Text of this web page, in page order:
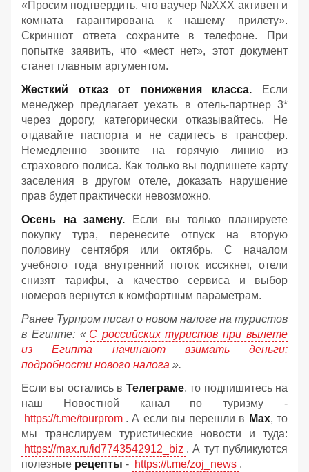
«Просим подтвердить, что ваучер №ХХХ активен и
комната гарантирована к нашему прилету».
Скриншот ответа сохраните в телефоне. При
попытке заявить, что «мест нет», этот документ
станет главным аргументом.
Жесткий отказ от понижения класса. Если
менеджер предлагает уехать в отель-партнер 3*
через дорогу, категорически отказывайтесь. Не
отдавайте паспорта и не садитесь в трансфер.
Немедленно звоните на горячую линию из
страхового полиса. Как только вы подпишете карту
заселения в другом отеле, доказать нарушение
прав будет практически невозможно.
Осень на замену. Если вы только планируете
покупку тура, перенесите отпуск на вторую
половину сентября или октябрь. С началом
учебного года внутренний поток иссякнет, отели
снизят тарифы, а качество сервиса и выбор
номеров вернутся к комфортным параметрам.
Ранее Турпром писал о новом налоге на туристов
в Египте:« С российских туристов при вылете
из Египта начинают взимать деньги:
подробности нового налога ».
Если вы остались в Телеграме, то подпишитесь на
наш Новостной канал по туризму -
https://t.me/tourprom . А если вы перешли в Мах, то
мы транслируем туристические новости и туда:
https://max.ru/id7743542912_biz . А тут публикуются
полезные рецепты - https://t.me/zoj_news .